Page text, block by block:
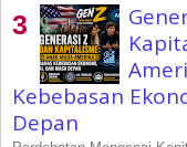
Kebebasan
Depan